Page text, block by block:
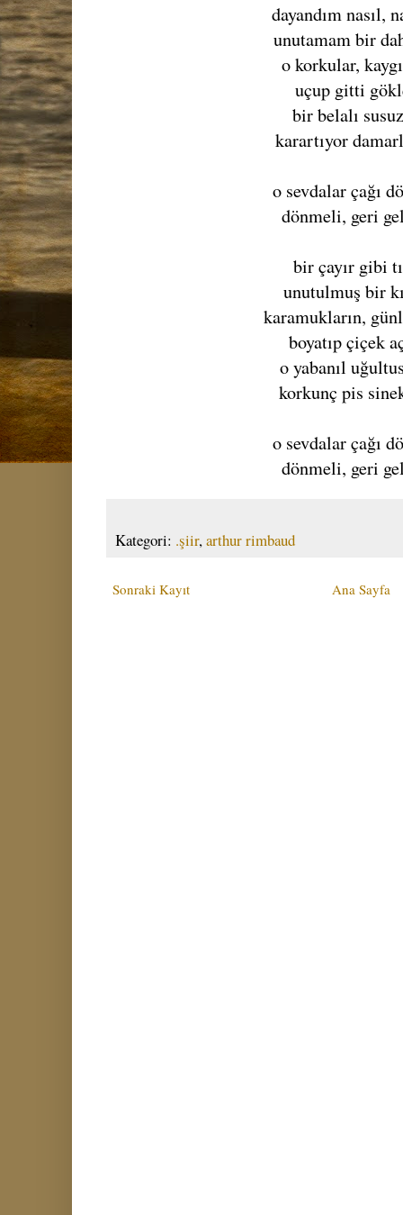
dayandım nasıl,
unutamam bir
o korkular,
uçup gitti
bir belalı
karartıyor
o sevdalar çağı
dönmeli, geri
bir çayır gibi
unutulmuş bir
karamukların,
boyatıp çiçek
o yabanıl
korkunç pis
o sevdalar çağı
dönmeli, geri
Kategori: .şiir,arthur rimbaud
Sonraki Kayıt Ana Sayfa